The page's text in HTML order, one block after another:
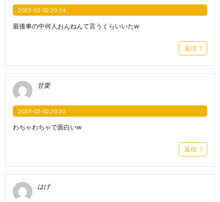
2023-02-02 20:14
最後車の中何人おんねんて言うくらいいたw
返信
甘栗
2023-02-02 20:20
わちゃわちゃで面白いw
返信
はげ